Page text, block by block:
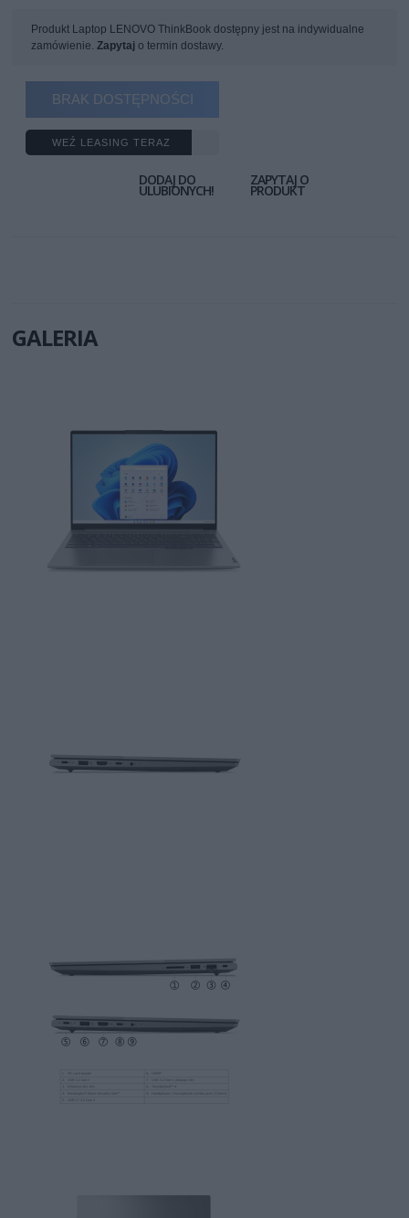
Produkt Laptop LENOVO ThinkBook dostępny jest na indywidualne
zamówienie.Zapytaj o termin dostawy.
BRAK DOSTĘPNOŚCI
WEŹ LEASING TERAZ
DODAJ DO
ULUBIONYCH!
ZAPYTAJ O
PRODUKT
GALERIA